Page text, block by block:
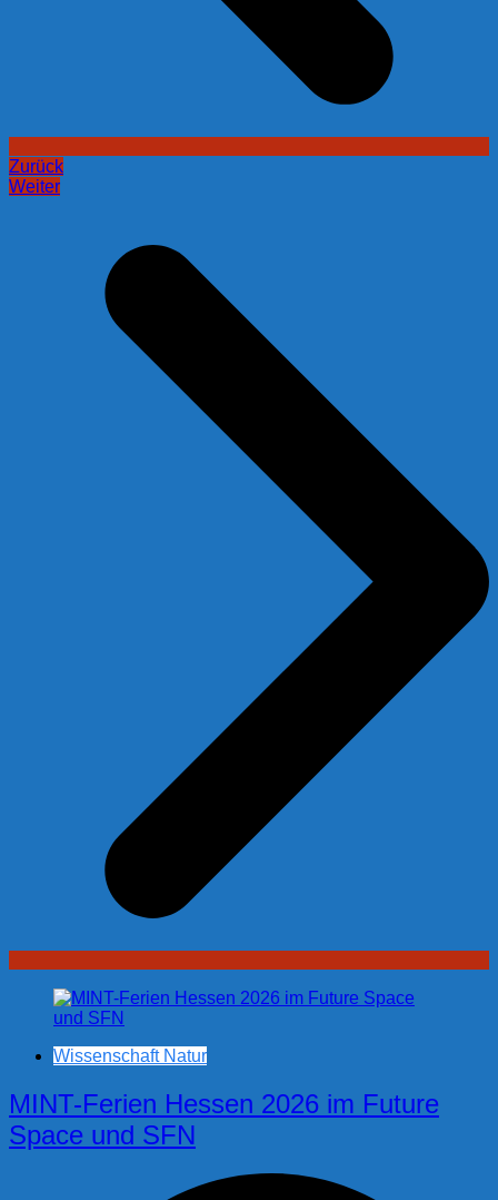
Zurück
Weiter
Wissenschaft Natur
MINT-Ferien Hessen 2026 im Future
Space und SFN